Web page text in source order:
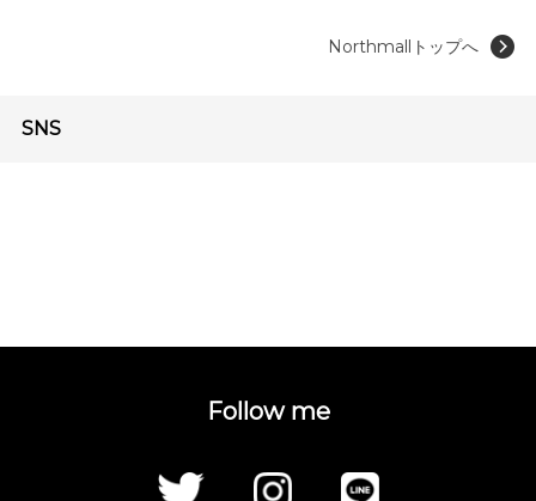
Northmallトップへ
SNS
Follow me